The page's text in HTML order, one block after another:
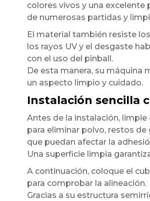
colores vivos y una excelente
de numerosas partidas y
El material también resiste
los rayos UV y el desgaste
con el uso del pinball.
De esta manera, su máquina
un aspecto limpio y cuidado.
Instalación sencilla
Antes de la instalación,
para eliminar polvo, restos de
que puedan afectar la
Una superficie limpia
A continuación, coloque el
para comprobar la alineación.
Gracias a su estructura